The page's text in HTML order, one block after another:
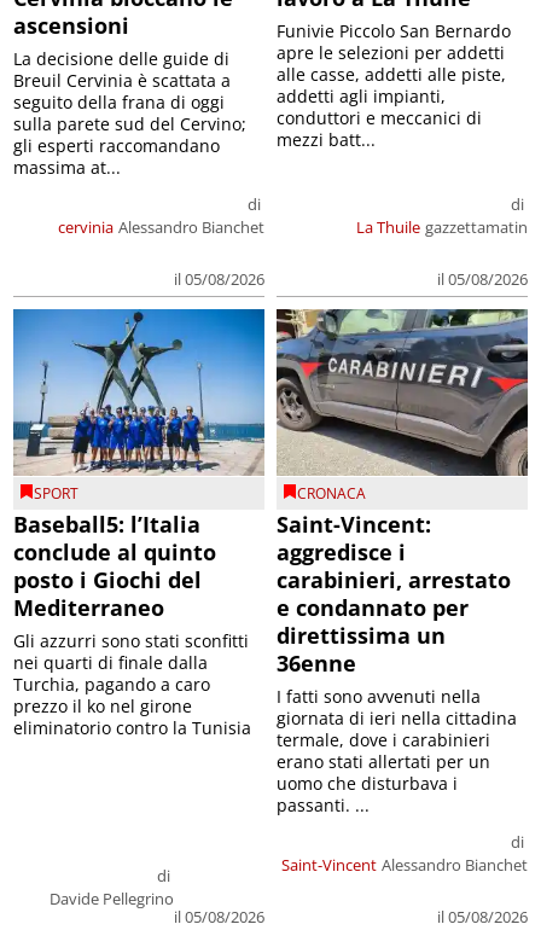
ascensioni
cervinia
di
Alessandro Bianchet
il 05/08/2026
La decisione delle guide di
Breuil Cervinia è scattata a
seguito della frana di oggi
sulla parete sud del Cervino;
gli esperti raccomandano
massima at...
La Thuile
di
gazzettamatin
il 05/08/2026
Funivie Piccolo San Bernardo
apre le selezioni per addetti
alle casse, addetti alle piste,
addetti agli impianti,
conduttori e meccanici di
mezzi batt...
SPORT
Baseball5: l’Italia
conclude al quinto
posto i Giochi del
Mediterraneo
di
Davide Pellegrino
il 05/08/2026
Gli azzurri sono stati sconfitti
nei quarti di finale dalla
Turchia, pagando a caro
prezzo il ko nel girone
eliminatorio contro la Tunisia
CRONACA
Saint-Vincent:
aggredisce i
carabinieri, arrestato
e condannato per
direttissima un
36enne
Saint-Vincent
di
Alessandro Bianchet
il 05/08/2026
I fatti sono avvenuti nella
giornata di ieri nella cittadina
termale, dove i carabinieri
erano stati allertati per un
uomo che disturbava i
passanti. ...